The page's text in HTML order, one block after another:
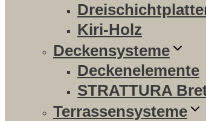
Kiri-Holz
Deckensysteme
Deckenelemente
STRATTURA
Terrassensysteme